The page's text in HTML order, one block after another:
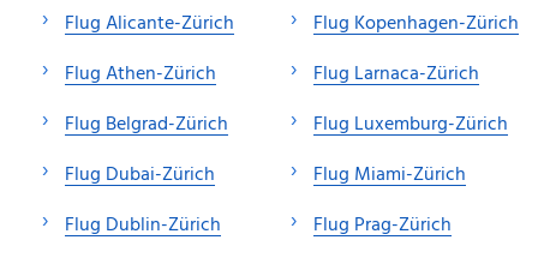
Flug Alicante-Zürich
Flug Athen-Zürich
Flug Belgrad-Zürich
Flug Dubai-Zürich
Flug Dublin-Zürich
Flug Kopenhagen-Zürich
Flug Larnaca-Zürich
Flug Luxemburg-Zürich
Flug Miami-Zürich
Flug Prag-Zürich